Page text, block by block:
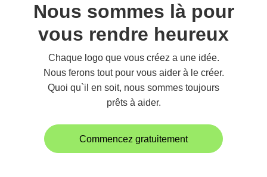
Nous sommes là pour
vous rendre heureux
Chaque logo que vous créez a une idée.
Nous ferons tout pour vous aider à le créer.
Quoi qu`il en soit, nous sommes toujours
prêts à aider.
Commencez gratuitement